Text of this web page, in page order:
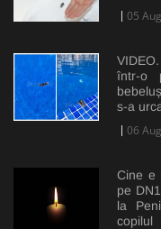
05
într-o
s-a
06
Cine e
pe
la
copilul